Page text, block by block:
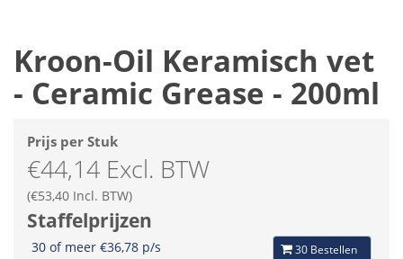
Kroon-Oil Keramisch vet
- Ceramic Grease - 200ml
Prijs per Stuk
€44,14 Excl. BTW
(€53,40 Incl. BTW)
Staffelprijzen
30 of meer €36,78 p/s 30 Bestellen